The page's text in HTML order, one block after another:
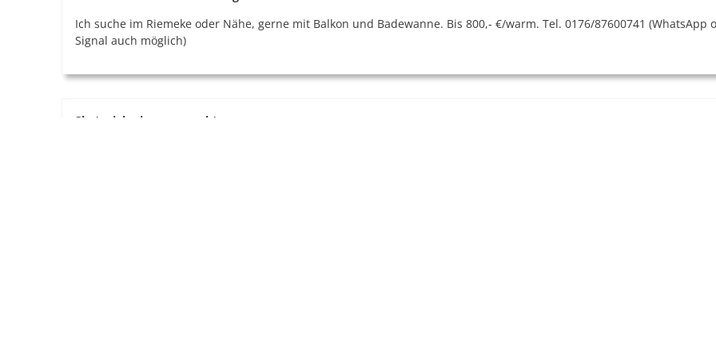
Ich suche im Riemeke oder Nähe, gerne mit Balkon und Badewanne. Bis 800,- €/warm. Tel. 0176/87600741 (WhatsApp
Signal auch möglich)
Skatspieler:innen gesucht.